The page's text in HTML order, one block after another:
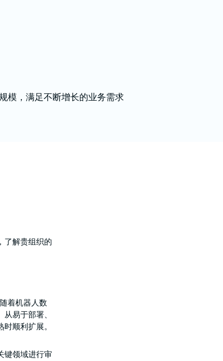
模，满足不断增长的业务需求
了解贵组织的
着机器人数
易于部署、
顺利扩展。
键领域进行审